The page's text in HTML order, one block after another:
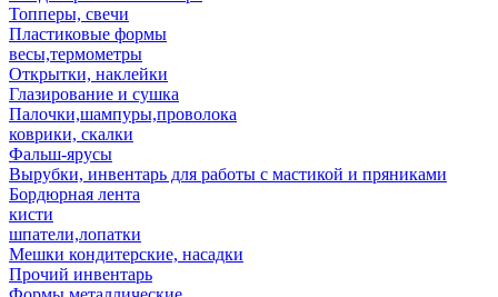
Топперы, свечи
Пластиковые формы
весы,термометры
Открытки, наклейки
Глазирование и сушка
Палочки,шампуры,проволока
коврики, скалки
Фальш-ярусы
Вырубки, инвентарь для работы с мастикой и пряниками
Бордюрная лента
кисти
шпатели,лопатки
Мешки кондитерские, насадки
Прочий инвентарь